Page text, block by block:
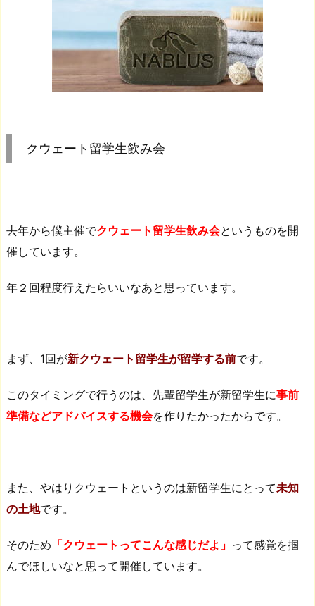
クウェート留学生飲み会
去年から僕主催でクウェート留学生飲み会というものを開
催しています。
年２回程度行えたらいいなあと思っています。
まず、1回が新クウェート留学生が留学する前です。
このタイミングで行うのは、先輩留学生が新留学生に事前
準備などアドバイスする機会を作りたかったからです。
また、やはりクウェートというのは新留学生にとって未知
の土地です。
そのため 「クウェートってこんな感じだよ」 って感覚を掴
んでほしいなと思って開催しています。